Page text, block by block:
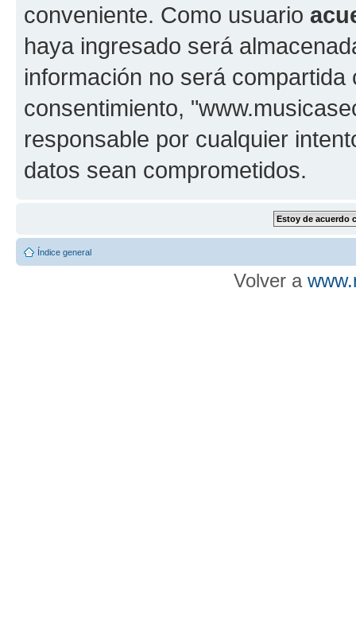
conveniente. Como usuario
haya ingresado será
información no será
consentimiento,
responsable por cualquier
datos sean comprometidos.
Índice general
Volver a